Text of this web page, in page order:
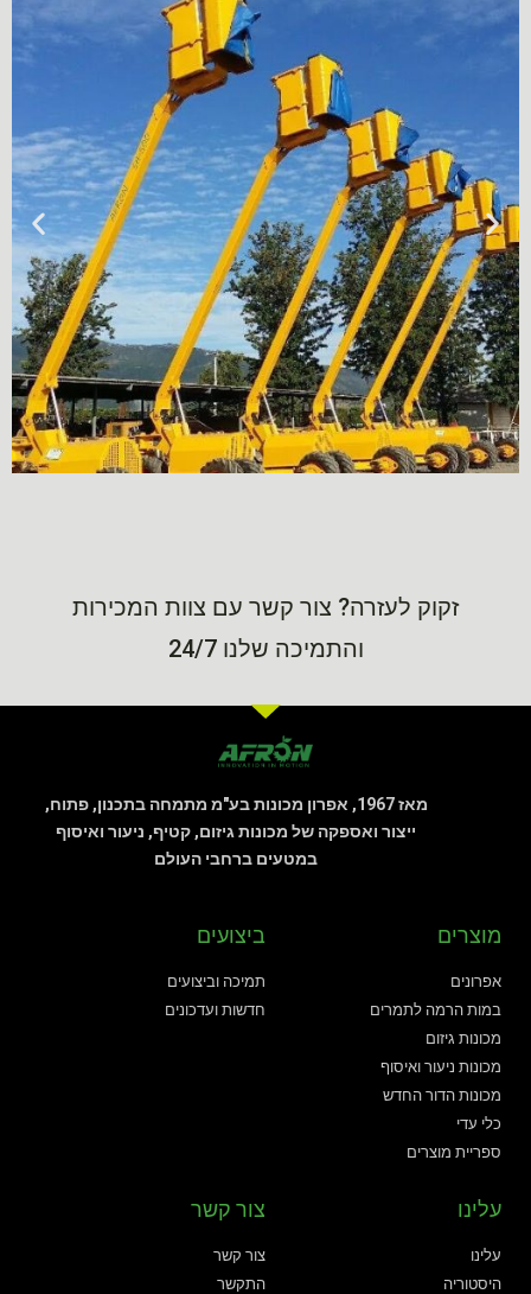
זקוק לעזרה? צור קשר עם צוות המכירות
והתמיכה שלנו 24/7
מאז 1967, אפרון מכונות בע"מ מתמחה בתכנון, פתוח,
ייצור ואספקה של מכונות גיזום, קטיף, ניעור ואיסוף
במטעים ברחבי העולם
מוצרים
אפרונים
במות הרמה לתמרים
מכונות גיזום
מכונות ניעור ואיסוף
מכונות הדור החדש
כלי עדי
ספריית מוצרים
ביצועים
תמיכה וביצועים
חדשות ועדכונים
עלינו
עלינו
היסטוריה
צור קשר
צור קשר
התקשר